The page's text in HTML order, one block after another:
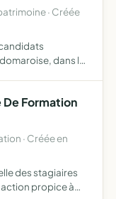
· Créée
dans le
De Formation
· Créée en
des stagiaires
propice à